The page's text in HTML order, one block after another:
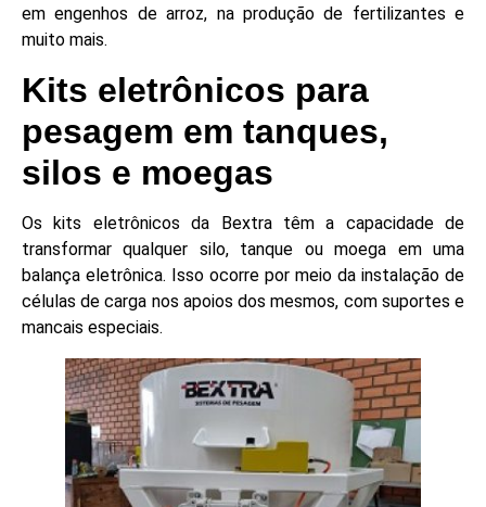
em engenhos de arroz, na produção de fertilizantes e
muito mais.
Kits eletrônicos para
pesagem em tanques,
silos e moegas
Os kits eletrônicos da Bextra têm a capacidade de
transformar qualquer silo, tanque ou moega em uma
balança eletrônica. Isso ocorre por meio da instalação de
células de carga nos apoios dos mesmos, com suportes e
mancais especiais.